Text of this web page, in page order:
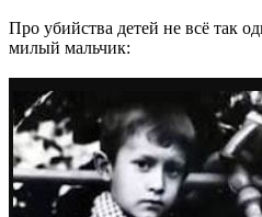
Про убийства детей не всё так
милый мальчик: